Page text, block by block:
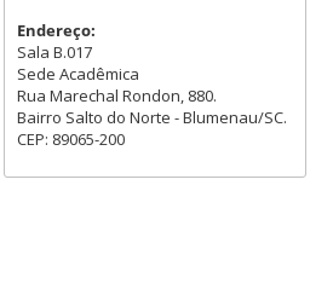
Endereço:
Sala B.017
Sede Acadêmica
Rua Marechal Rondon, 880.
Bairro Salto do Norte - Blumenau/SC.
CEP: 89065-200